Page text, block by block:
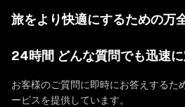
旅をより快適にするための万
24時間 どんな質問でも迅速
お客様のご質問に即時にお答えするた
ービスを提供しています。